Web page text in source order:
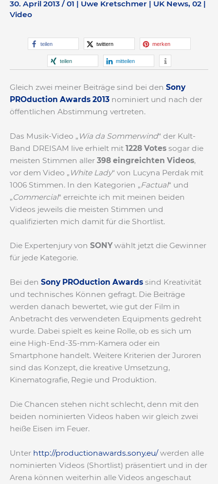
30. April 2013 /01 | Uwe Kretschmer | UK News, 02 |
Video
teilen twittern merken
teilen mitteilen
Gleich zwei meiner Beiträge sind bei den Sony
PROduction Awards 2013 nominiert und nach der
öffentlichen Abstimmung vertreten.
Das Musik-Video „ Wia da Sommerwind“ der Kult-
Band DREISAM live erhielt mit 1228 Votes sogar die
meisten Stimmen aller 398 eingreichten Videos,
vor dem Video „ White Lady“ von Lucyna Perdak mit
1006 Stimmen. In den Kategorien „Factual“ und
„Commercial“ erreichte ich mit meinen beiden
Videos jeweils die meisten Stimmen und
qualifizierten mich damit für die Shortlist.
Die Expertenjury von SONYwählt jetzt die Gewinner
für jede Kategorie.
Bei den Sony PROduction Awards sind Kreativität
und technisches Können gefragt. Die Beiträge
werden danach bewertet, wie gut der Film in
Anbetracht des verwendeten Equipments gedreht
wurde. Dabei spielt es keine Rolle, ob es sich um
eine High-End-35-mm-Kamera oder ein
Smartphone handelt. Weitere Kriterien der Juroren
sind das Konzept, die kreative Umsetzung,
Kinematografie, Regie und Produktion.
Die Chancen stehen nicht schlecht, denn mit den
beiden nominierten Videos haben wir gleich zwei
heiße Eisen im Feuer.
Unter http://productionawards.sony.eu/werden alle
nominierten Videos (Shortlist) präsentiert und in der
Arena können weiterhin alle Videos angeschaut